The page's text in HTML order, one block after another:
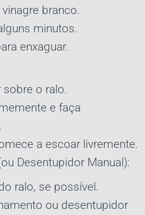
branco.
minutos.
enxaguar.
o ralo.
e faça
a escoar livremente.
Desentupidor Manual):
ralo, se possível.
ou desentupidor